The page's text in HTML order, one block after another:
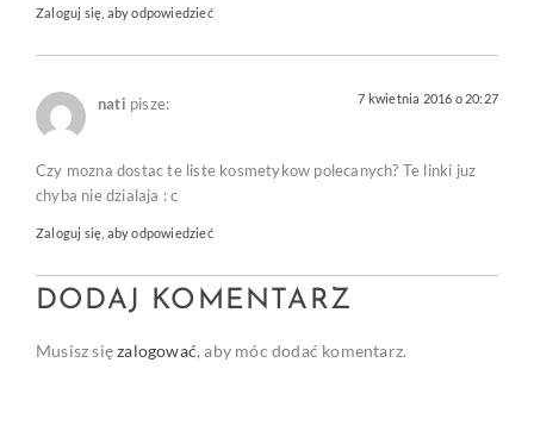
Zaloguj się, aby odpowiedzieć
nati pisze: 7 kwietnia 2016 o 20:27
Czy mozna dostac te liste kosmetykow polecanych? Te linki juz
chyba nie dzialaja : c
Zaloguj się, aby odpowiedzieć
DODAJ KOMENTARZ
Musisz sięzalogować, aby móc dodać komentarz.